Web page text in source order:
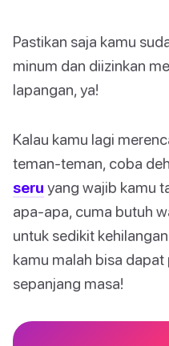
Pastikan saja kamu
minum dan diizinkan
lapangan, ya!
Kalau kamu lagi
teman-teman, coba
seru yang wajib kamu
apa-apa, cuma butuh
untuk sedikit
kamu malah bisa
sepanjang masa!